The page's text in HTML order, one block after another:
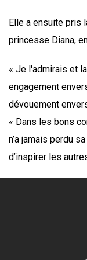
Elle a ensuite pris
princesse Diana,
« Je l'admirais et
engagement
dévouement
« Dans les bons
n’a jamais perdu
d’inspirer les